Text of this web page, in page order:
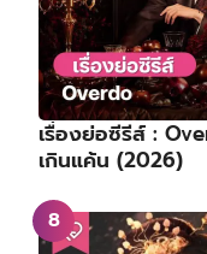
เรื่องย่อซีรีส์ :
เกินแค้น (2026)